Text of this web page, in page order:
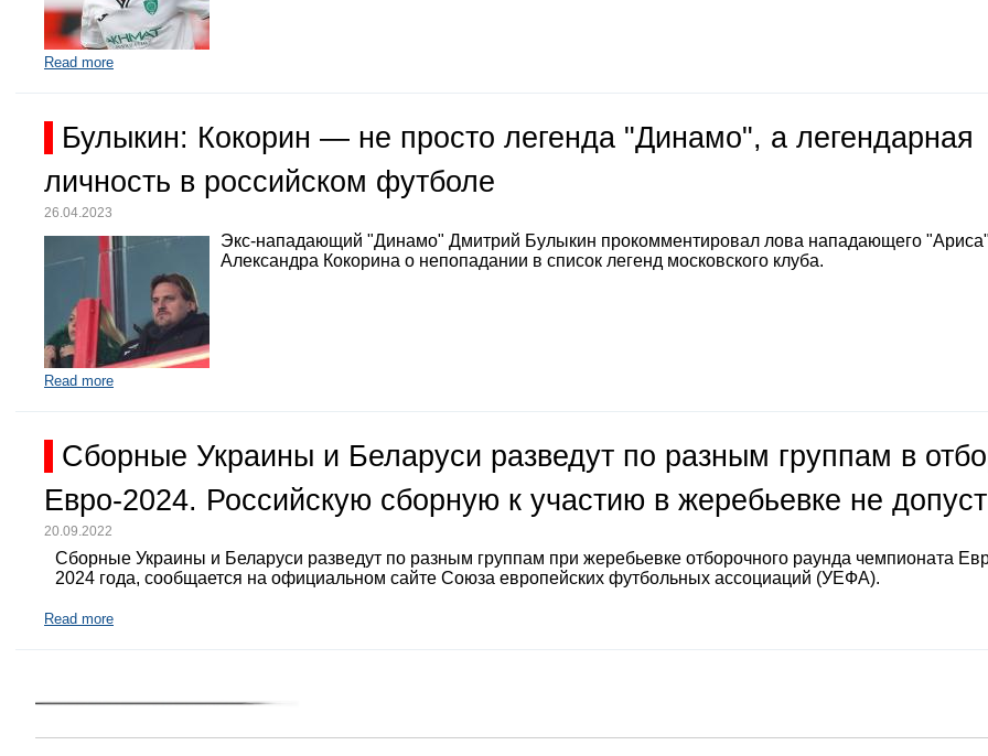
Read more
Булыкин: Кокорин — не просто легенда "Динамо", а легендарная
личность в российском футболе
26.04.2023
Экс-нападающий "Динамо" Дмитрий Булыкин прокомментировал лова нападающего "Ариса"
Александра Кокорина о непопадании в список легенд московского клуба.
Read more
Сборные Украины и Беларуси разведут по разным группам в
Евро-2024. Российскую сборную к участию в жеребьевке не
20.09.2022
Сборные Украины и Беларуси разведут по разным группам при жеребьевке отборочного раунда чемпионата
2024 года, сообщается на официальном сайте Союза европейских футбольных ассоциаций (УЕФА).
Read more